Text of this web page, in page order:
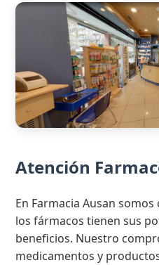
Atención
En Farmacia Ausan
los fármacos tienen sus
beneficios. Nuestro
medicamentos y